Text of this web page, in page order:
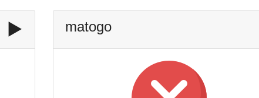
▶️ matogo